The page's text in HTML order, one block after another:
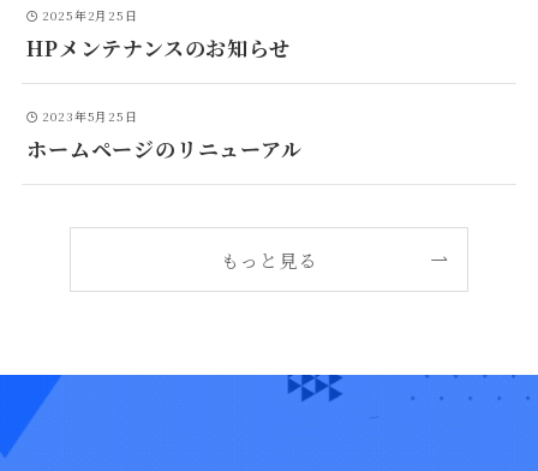
2025年2月25日
HPメンテナンスのお知らせ
2023年5月25日
ホームページのリニューアル
もっと見る